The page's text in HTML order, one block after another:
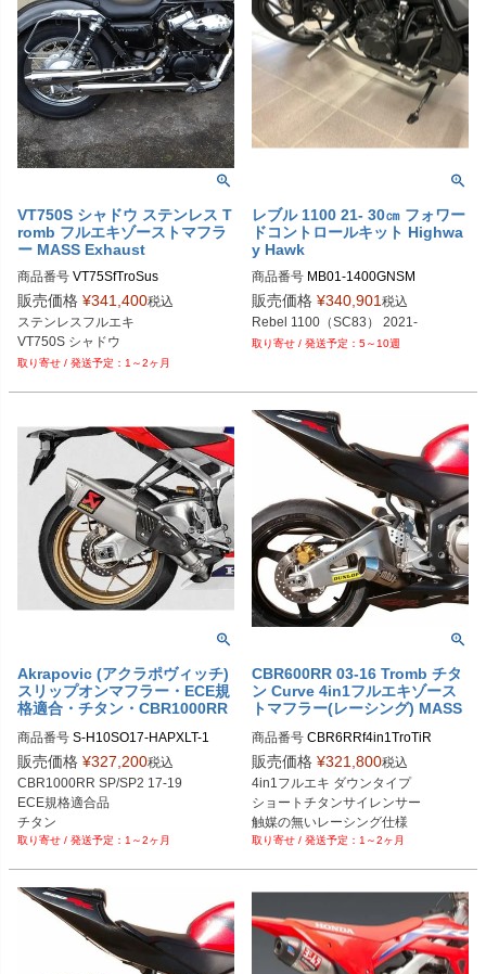
VT750S シャドウ ステンレス T
romb フルエキゾーストマフラ
ー MASS Exhaust
商品番号 VT75SfTroSus
※メーカーSKUなし
https://www.massmoto.it/prodotto/imp
ianto-completo-di-collettori-e-scarich
dow/
販売価格 ¥341,400税込
ステンレスフルエキ
VT750S シャドウ
1～2ヶ月
レブル 1100 21- 30㎝ フォワー
ドコントロールキット Highwa
y Hawk
商品番号 MB01-1400GNSM
MB01-1400GNSM-CH： クローム
MB01-1400GNSM：グロスブラック
MB01-1400GNSM-MB：マットブラ
販売価格 ¥340,901 税込
Rebel 1100（SC83） 2021-
5～10週
Akrapovic (アクラポヴィッチ)
スリップオンマフラー・ECE規
格適合・チタン・CBR1000RR
商品番号 S-H10SO17-HAPXLT-1
S-H10SO17-HAPXLT/1
販売価格 ¥327,200税込
CBR1000RR SP/SP2 17-19
ECE規格適合品
チタン
1～2ヶ月
CBR600RR 03-16 Tromb チタ
ン Curve 4in1フルエキゾース
トマフラー(レーシング) MASS
商品番号 CBR6RRf4in1TroTiR
※メーカーSKUなし
https://www.massmoto.it/prodotto/tro
mb-titan-curve-under-seat-cbr-600-r
r/
さい
販売価格 ¥321,800税込
4in1フルエキ ダウンタイプ
ショートチタンサイレンサー
触媒の無いレーシング仕様
CBR600RR 03-161～2ヶ月